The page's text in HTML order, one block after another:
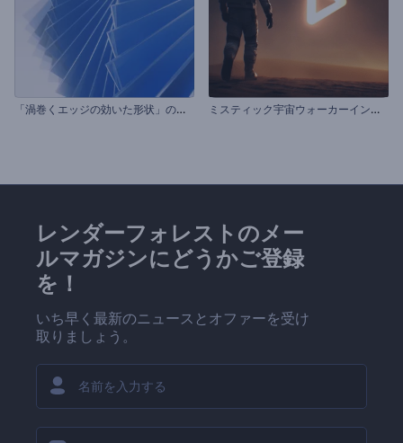
「
渦巻くエッジの効いた形状」のイントロ動画 ミ
スティック宇宙ウォーカーイントロ動画
レンダーフォレストのメー
ルマガジンにどうかご登録
を！
いち早く最新のニュースとオファーを受け
取りましょう。